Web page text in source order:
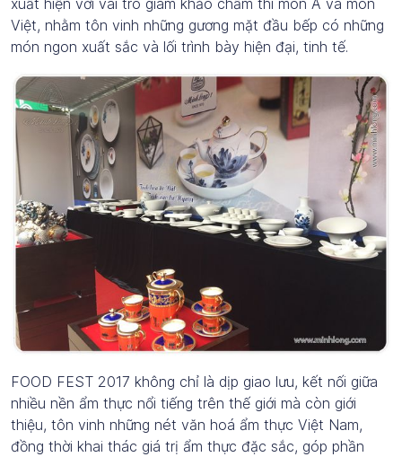
Việt, nhằm tôn vinh những gương mặt đầu bếp có những
món ngon xuất sắc và lối trình bày hiện đại, tinh tế.
FOOD FEST 2017 không chỉ là dịp giao lưu, kết nối giữa
nhiều nền ẩm thực nổi tiếng trên thế giới mà còn giới
thiệu, tôn vinh những nét văn hoá ẩm thực Việt Nam,
đồng thời khai thác giá trị ẩm thực đặc sắc, góp phần